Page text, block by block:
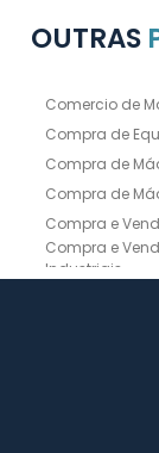
OUTRAS
Comercio de
Compra de
Compra de
Compra de
Compra e
Compra e
Industriais
Compra e
Dobradeira
Dobradeira de
Dobradeira